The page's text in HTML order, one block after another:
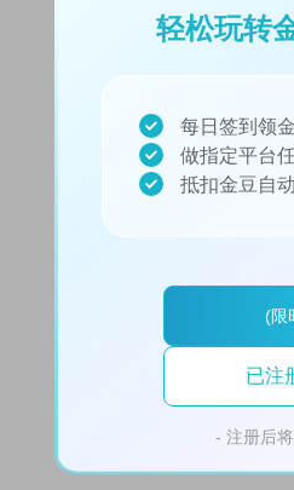
轻松玩转
每日签到领
做指定平台
抵扣金豆自
(限
已注
- 注册后